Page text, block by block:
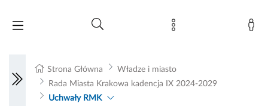
Strona Główna
Władze i miasto
Rada Miasta Krakowa kadencja IX 2024-2029
Uchwały RMK